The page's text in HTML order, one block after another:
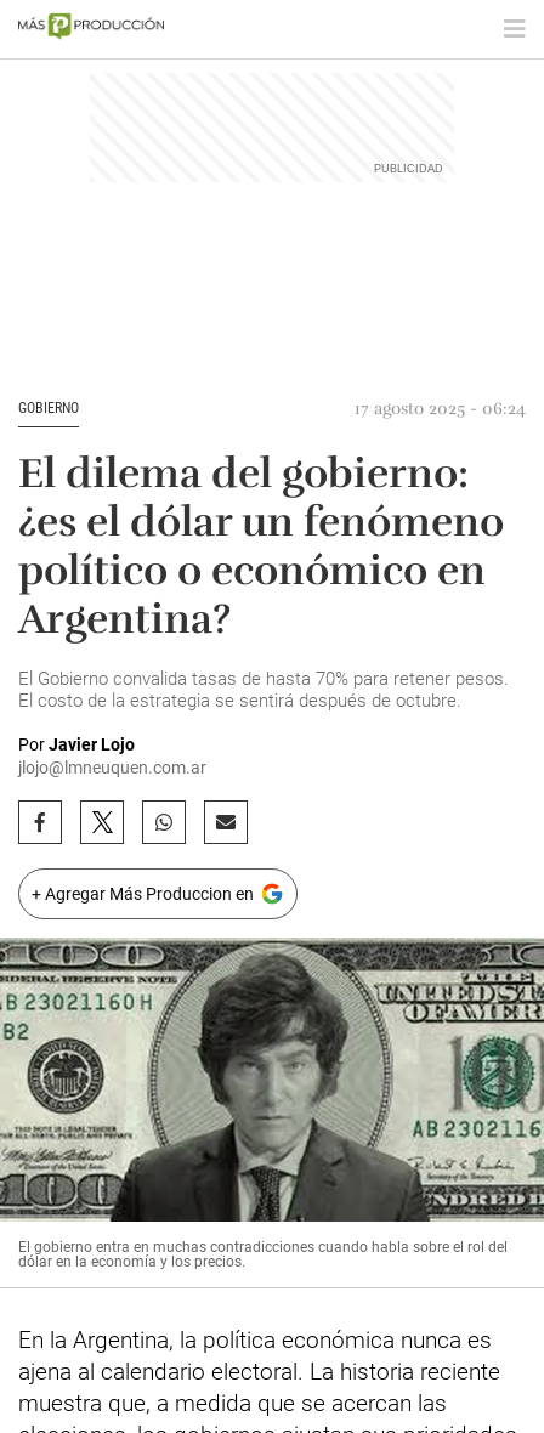
GOBIERNO 17 agosto 2025 - 06:24
El dilema del gobierno:
¿es el dólar un fenómeno
político o económico en
Argentina?
El Gobierno convalida tasas de hasta 70% para retener pesos.
El costo de la estrategia se sentirá después de octubre.
PorJavier Lojo
jlojo@lmneuquen.com.ar
+ Agregar Más Produccion en
El gobierno entra en muchas contradicciones cuando habla sobre el rol del
dólar en la economía y los precios.
En la Argentina, la política económica nunca es
ajena al calendario electoral. La historia reciente
muestra que, a medida que se acercan las